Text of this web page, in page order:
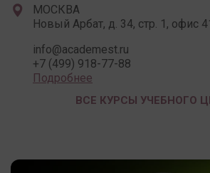
МОСКВА
Новый Арбат, д. 34, стр. 1, офис
info@academest.ru
+7 (499) 918-77-88
Подробнее
ВСЕ КУРСЫ УЧЕБНОГО